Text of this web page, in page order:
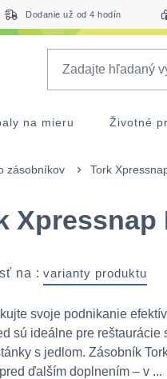
Dodanie už od 4 hodín
na mieru Životné
zásobníkov Tork
Xpressnap
na : varianty produktu
svoje podnikanie
sú ideálne pre reštaurácie
s jedlom. Zásobník
ďalším doplnením – v ...